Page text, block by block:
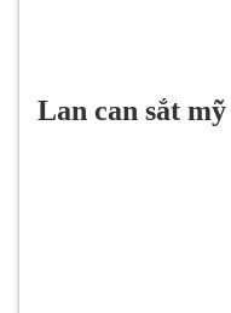
Lan can sắt